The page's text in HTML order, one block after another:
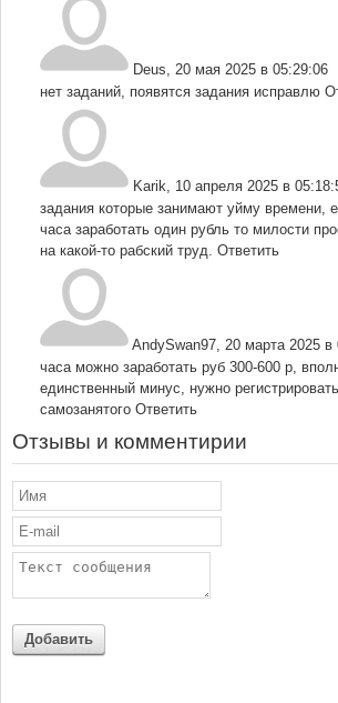
Deus 20 мая 2025 в 05:29:06
нет заданий, появятся задания исправлю
Karik 10 апреля 2025 в
задания которые занимают уйму времени,
часа заработать один рубль то милости
на какой-то рабский труд. Ответить
AndySwan97 20 марта 2025 в
часа можно заработать руб 300-600 р,
единственный минус, нужно
самозанятого Ответить
Отзывы и комментирии
Добавить